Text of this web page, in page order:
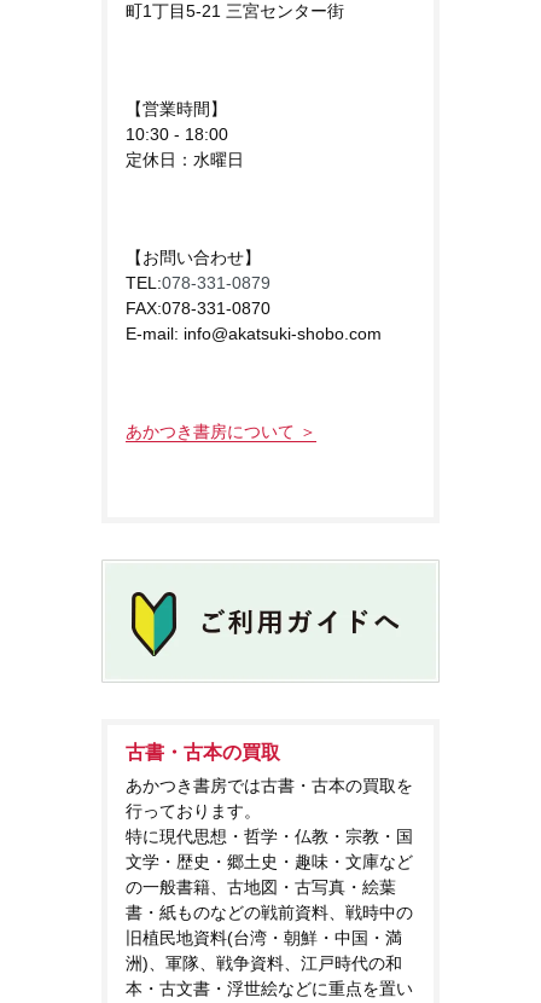
町1丁目5-21 三宮センター街
【営業時間】
10:30 - 18:00
定休日：水曜日
【お問い合わせ】
TEL:078-331-0879
FAX:078-331-0870
E-mail: info@akatsuki-shobo.com
あかつき書房について ＞
古書・古本の買取
あかつき書房では古書・古本の買取を
行っております。
特に現代思想・哲学・仏教・宗教・国
文学・歴史・郷土史・趣味・文庫など
の一般書籍、古地図・古写真・絵葉
書・紙ものなどの戦前資料、戦時中の
旧植民地資料(台湾・朝鮮・中国・満
洲)、軍隊、戦争資料、江戸時代の和
本・古文書・浮世絵などに重点を置い